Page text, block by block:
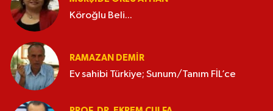
Köroğlu Beli...
RAMAZAN DEMİR
Ev sahibi Türkiye; Sunum/Tanım FİL’ce